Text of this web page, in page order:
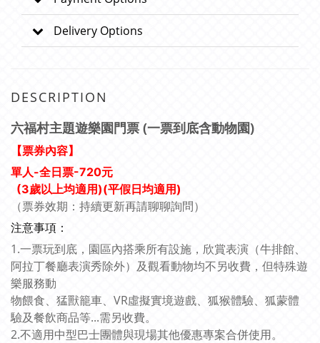
Delivery Options
DESCRIPTION
六福村主題遊樂園門票 (一票到底含動物園)
【票券內容】
單人-全日票-720元
(3歲以上均適用)(平假日均適用)
（票券效期：持續更新再請聊聊詢問）
注意事項：
1.一票玩到底，園區內搭乘所有設施，欣賞表演（牛排館、
阿拉丁餐廳表演秀除外）及觀看動物均不另收費，但特殊遊
樂服務動
物餵食、猛獸籠車、VR虛擬實境遊戲、狐猴體驗、狐蒙體
驗及餐飲商品等...需另收費。
2.不適用中型巴士團體與現場其他優惠專案合併使用。